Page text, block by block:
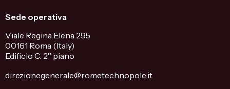
Sede operativa
Viale Regina Elena 295
00161 Roma (Italy)
Edificio C. 2° piano
direzionegenerale@rometechnopole.it